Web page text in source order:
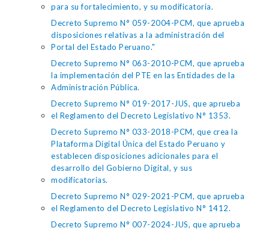
para su fortalecimiento, y su modificatoria.
Decreto Supremo N° 059-2004-PCM, que aprueba
disposiciones relativas a la administración del
Portal del Estado Peruano."
Decreto Supremo N° 063-2010-PCM, que aprueba
la implementación del PTE en las Entidades de la
Administración Pública.
Decreto Supremo N° 019-2017-JUS, que aprueba
el Reglamento del Decreto Legislativo N° 1353.
Decreto Supremo N° 033-2018-PCM, que crea la
Plataforma Digital Única del Estado Peruano y
establecen disposiciones adicionales para el
desarrollo del Gobierno Digital, y sus
modificatorias.
Decreto Supremo N° 029-2021-PCM, que aprueba
el Reglamento del Decreto Legislativo N° 1412.
Decreto Supremo N° 007-2024-JUS, que aprueba